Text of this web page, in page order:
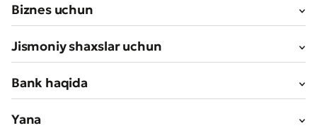
Biznes uchun
Jismoniy shaxslar uchun
Bank haqida
Yana